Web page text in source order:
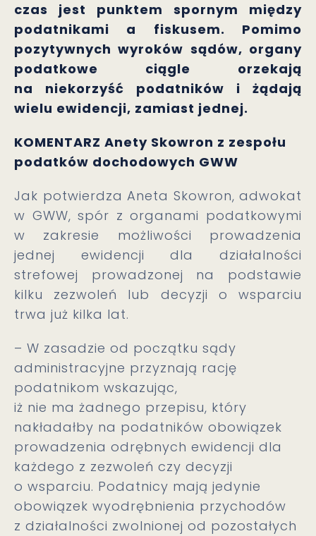
czas jest punktem spornym między
podatnikami a fiskusem. Pomimo
pozytywnych wyroków sądów, organy
podatkowe ciągle orzekają
na niekorzyść podatników i żądają
wielu ewidencji, zamiast jednej.
KOMENTARZ Anety Skowron z zespołu
podatków dochodowych GWW
Jak potwierdza Aneta Skowron, adwokat
w GWW, spór z organami podatkowymi
w zakresie możliwości prowadzenia
jednej ewidencji dla działalności
strefowej prowadzonej na podstawie
kilku zezwoleń lub decyzji o wsparciu
trwa już kilka lat.
– W zasadzie od początku sądy
administracyjne przyznają rację
podatnikom wskazując,
iż nie ma żadnego przepisu, który
nakładałby na podatników obowiązek
prowadzenia odrębnych ewidencji dla
każdego z zezwoleń czy decyzji
o wsparciu. Podatnicy mają jedynie
obowiązek wyodrębnienia przychodów
z działalności zwolnionej od pozostałych